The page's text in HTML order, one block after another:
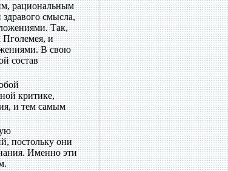
рациональным
смысла,
Так,
Пголемея, и
В свою
состав
критике,
и тем самым
постольку они
Именно эти